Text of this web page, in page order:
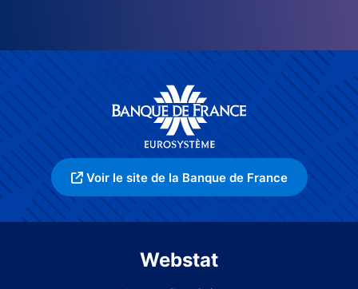
Voir le site de la Banque de France
Webstat